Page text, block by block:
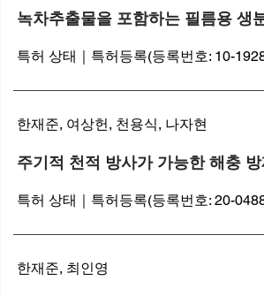
녹차추출물을 포함하는 필름용 생
특허 상태｜특허등록(등록번호: 10-
한재준, 여상헌, 천용식, 나자현
주기적 천적 방사가 가능한 해충 방
특허 상태｜특허등록(등록번호: 20-
​한재준, 최인영